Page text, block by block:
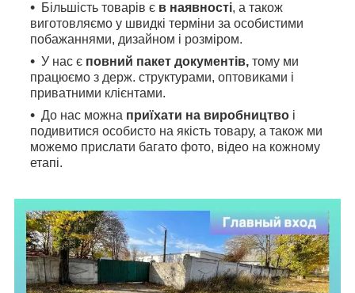
Більшість товарів є в наявності, а також
виготовляємо у швидкі терміни за особистими
побажаннями, дизайном і розміром.
У нас є повний пакет документів, тому ми
працюємо з держ. структурами, оптовиками і
приватними клієнтами.
До нас можна приїхати на виробництво і
подивитися особисто на якість товару, а також ми
можемо прислати багато фото, відео на кожному
етапі.